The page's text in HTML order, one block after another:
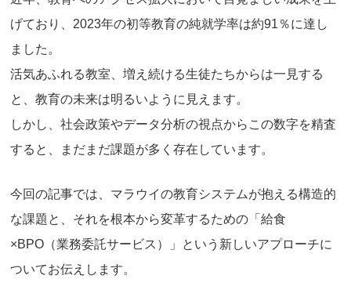
げており、2023年の初等教育の純就学率は約91％に達し
ました。
活気あふれる教室、増え続ける生徒たちからは一見する
と、教育の未来は明るいように見えます。
しかし、社会政策やデータ分析の視点からこの数字を精査
すると、まだまだ課題が多く存在しています。
今回の記事では、マラウイの教育システムが抱える構造的
な課題と、それを根本から変革するための「給食
×BPO（業務委託サービス）」という新しいアプローチに
ついてお伝えします。